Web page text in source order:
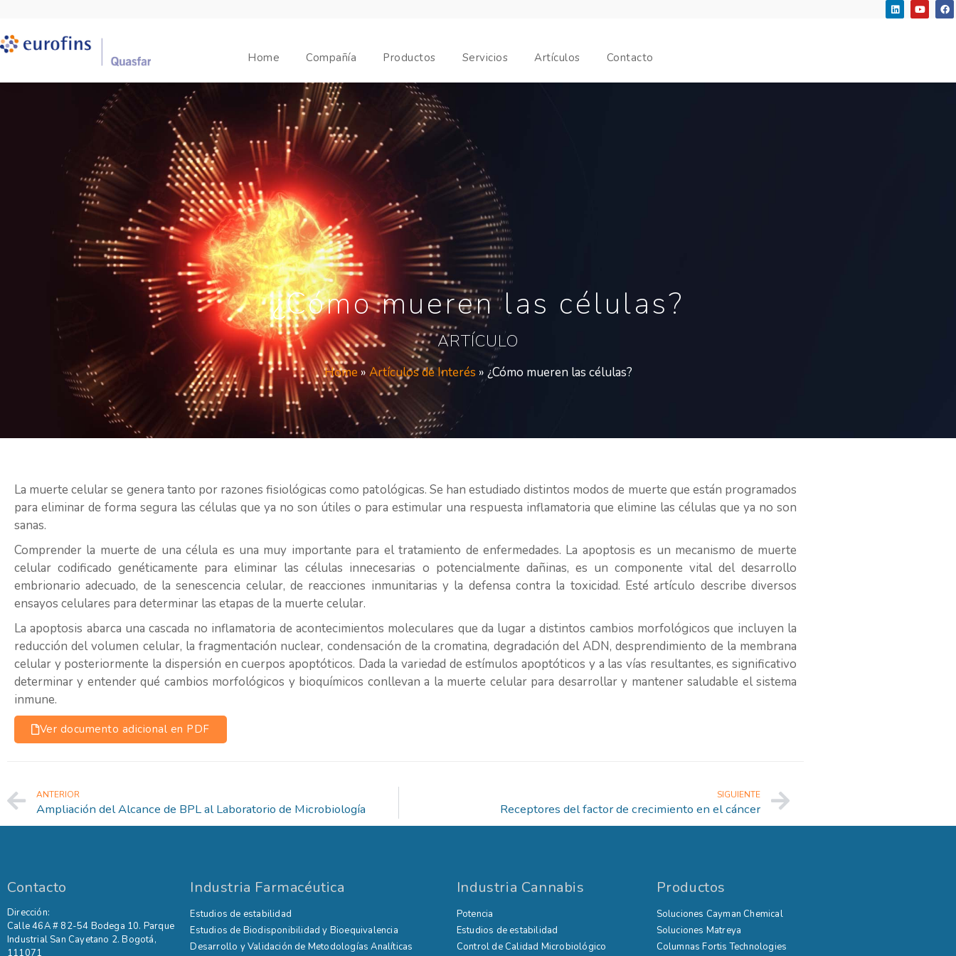
Home Compañía Productos Servicios Artículos Contacto
¿Cómo mueren las células?
ARTÍCULO
Home » Artículos de Interés » ¿Cómo mueren las células?
La muerte celular se genera tanto por razones fisiológicas como patológicas. Se han estudiado distintos modos de muerte que están programados
para eliminar de forma segura las células que ya no son útiles o para estimular una respuesta inflamatoria que elimine las células que ya no son
sanas.
Comprender la muerte de una célula es una muy importante para el tratamiento de enfermedades. La apoptosis es un mecanismo de muerte
celular codificado genéticamente para eliminar las células innecesarias o potencialmente dañinas, es un componente vital del desarrollo
embrionario adecuado, de la senescencia celular, de reacciones inmunitarias y la defensa contra la toxicidad. Esté artículo describe diversos
ensayos celulares para determinar las etapas de la muerte celular.
La apoptosis abarca una cascada no inflamatoria de acontecimientos moleculares que da lugar a distintos cambios morfológicos que incluyen la
reducción del volumen celular, la fragmentación nuclear, condensación de la cromatina, degradación del ADN, desprendimiento de la membrana
celular y posteriormente la dispersión en cuerpos apoptóticos. Dada la variedad de estímulos apoptóticos y a las vías resultantes, es significativo
determinar y entender qué cambios morfológicos y bioquímicos conllevan a la muerte celular para desarrollar y mantener saludable el sistema
inmune.
Ver documento adicional en PDF
ANTERIOR
Ampliación del Alcance de BPL al Laboratorio de Microbiología
SIGUIENTE
Receptores del factor de crecimiento en el cáncer
Contacto
Dirección:
Calle 46A # 82-54 Bodega 10. Parque
Industrial San Cayetano 2. Bogotá,
111071
Industria Farmacéutica
Estudios de estabilidad
Estudios de Biodisponibilidad y Bioequivalencia
Desarrollo y Validación de Metodologías Analíticas
Industria Cannabis
Potencia
Estudios de estabilidad
Control de Calidad Microbiológico
Productos
Soluciones Cayman Chemical
Soluciones Matreya
Columnas Fortis Technologies